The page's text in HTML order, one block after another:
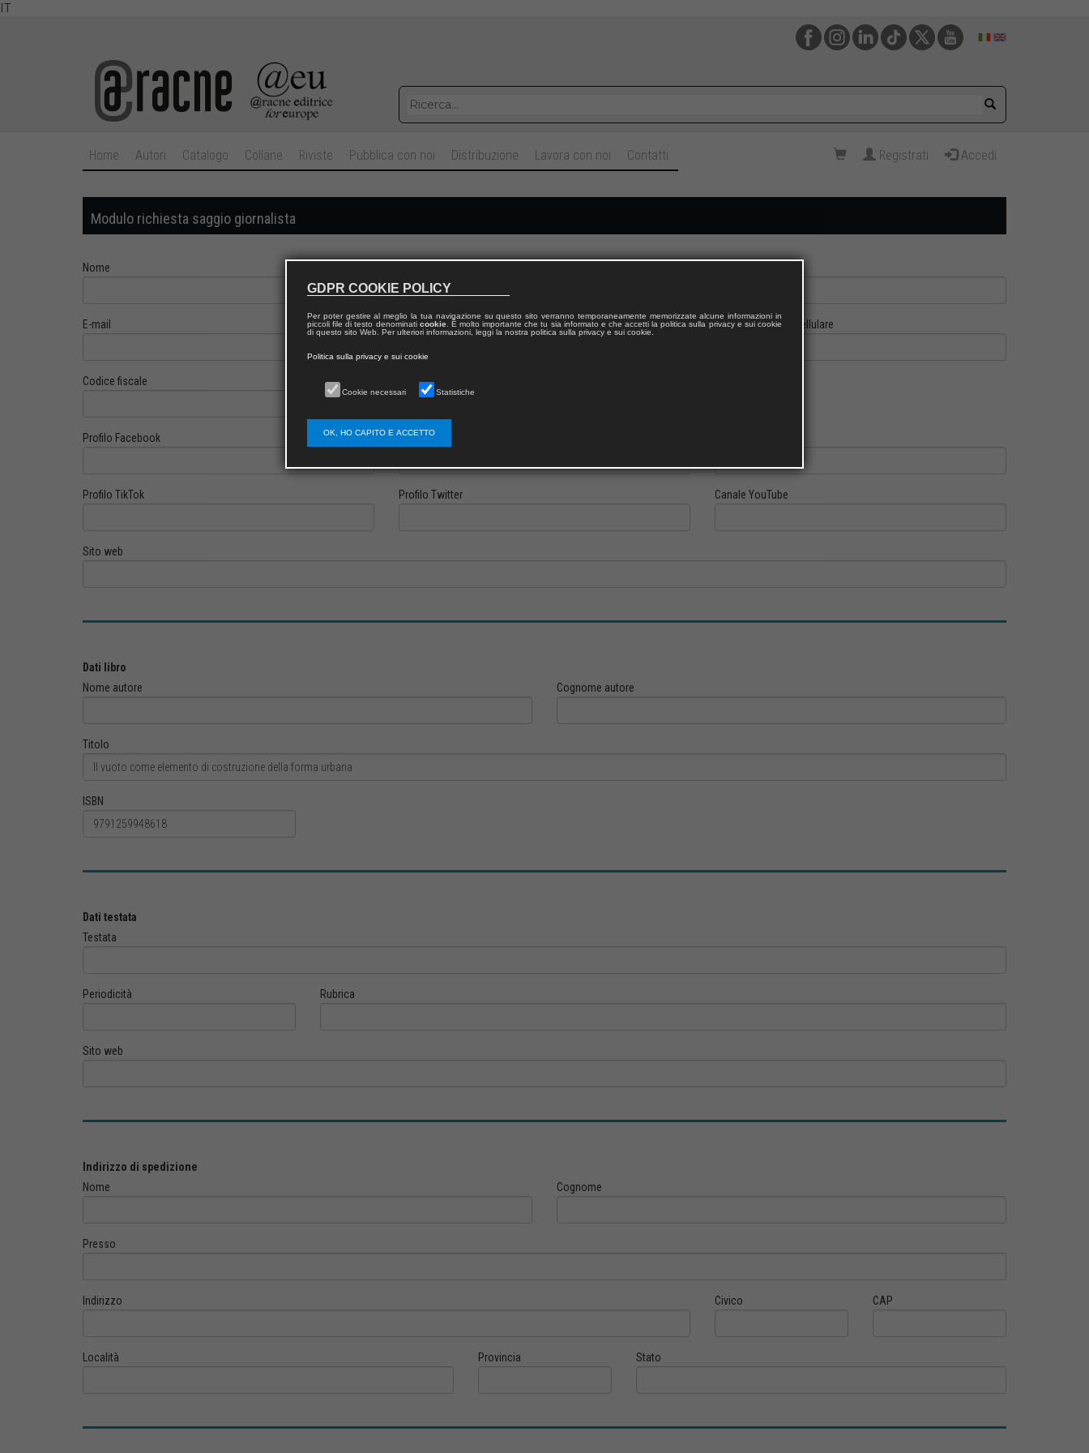
IT
Home Autori Catalogo Collane Riviste Pubblica con noi Distribuzione Lavora con noi Contatti Registrati Accedi
Modulo richiesta saggio giornalista
Nome
E-mail Telefono fisso Cellulare
Codice fiscale
Profilo Facebook Profilo Instagram
Profilo TikTok Profilo Twitter Canale YouTube
Sito web
Dati libro
Nome autore
Cognome autore
Titolo
ISBN
Dati testata
Testata
Periodicità Rubrica
Sito web
Indirizzo di spedizione
Nome
Cognome
Presso
Indirizzo Civico CAP
Località Provincia Stato
GDPR COOKIE POLICY
Per poter gestire al meglio la tua navigazione su questo sito verranno temporaneamente memorizzate alcune informazioni in
piccoli file di testo denominati cookie. È molto importante che tu sia informato e che accetti la politica sulla privacy e sui cookie
di questo sito Web. Per ulteriori informazioni, leggi la nostra politica sulla privacy e sui cookie.
Politica sulla privacy e sui cookie
Cookie necessari Statistiche
OK, HO CAPITO E ACCETTO